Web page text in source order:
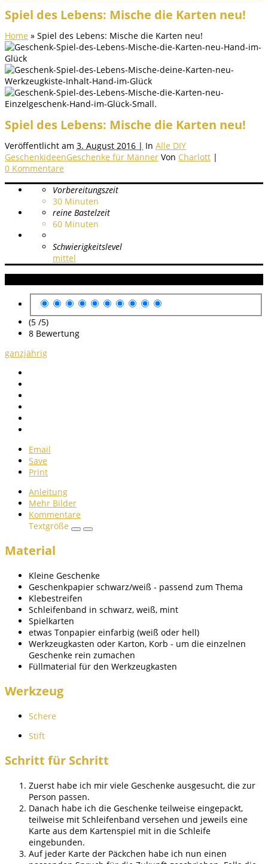
Spiel des Lebens: Mische die Karten neu!
Home » Spiel des Lebens: Mische die Karten neu!
Spiel des Lebens: Mische die Karten neu!
Veröffentlicht am 3. August 2016 | In Alle DIY
GeschenkideenGeschenke für Männer Von Charlott |
0 Kommentare
Vorbereitungszeit
30 Minuten
reine Bastelzeit
60 Minuten
Schwierigkeitslevel
mittel
(5 /5)
8 Bewertung
ganzjährig
Email
Save
Print
Anleitung
Mehr Bilder
Kommentare
Textgröße
Material
Kleine Geschenke
Geschenkpapier schwarz/weiß - passend zum Thema
Klebestreifen
Schleifenband in schwarz, weiß, mint
Spielkarten
etwas Tonpapier einfarbig (weiß oder hell)
Werkzeugkasten oder Karton, Korb - um die einzelnen
Geschenke rein zumachen
Füllmaterial für den Werkzeugkasten
Werkzeug
Schere
Stift
Schritt für Schritt
Zuerst habe ich mir viele Geschenke ausgesucht, die zur
Person passen.
Danach habe ich die Geschenke teilweise eingepackt,
teilweise mit Schleifenband versehen und jeweils eine
Karte aus dem Kartenspiel mit in die Schleife
eingebunden.
Auf jeder Karte der Päckchen habe ich nun einen